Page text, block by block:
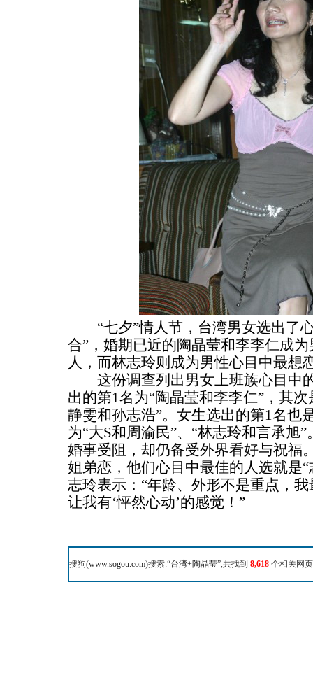
“七夕”情人节，台湾男女选出了
合”，婚期已近的陶晶莹和李李仁成
人，而林志玲则成为男性心目中最想
这份调查列出男女上班族心目中
出的第1名为“陶晶莹和李李仁”，其
静雯和孙志浩”。女生选出的第1名也
为“大S和周渝民”、“林志玲和言承旭
婚事受阻，却仍备受外界看好与祝福
姐弟恋，他们心目中最佳的人选就是
志玲表示：“年龄、外形不是重点，
让我有‘怦然心动’的感觉！”
搜狗(www.sogou.com)搜索:“台湾+陶晶莹”,共找到 8,618 个相关网